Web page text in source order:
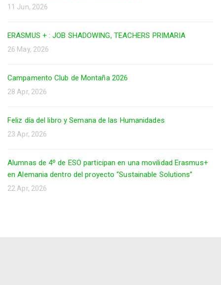
11 Jun, 2026
ERASMUS + : JOB SHADOWING, TEACHERS PRIMARIA
26 May, 2026
Campamento Club de Montaña 2026
28 Apr, 2026
Feliz día del libro y Semana de las Humanidades
23 Apr, 2026
Alumnas de 4º de ESO participan en una movilidad Erasmus+
en Alemania dentro del proyecto “Sustainable Solutions”
22 Apr, 2026